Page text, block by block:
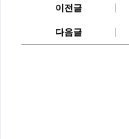
이전글
다음글